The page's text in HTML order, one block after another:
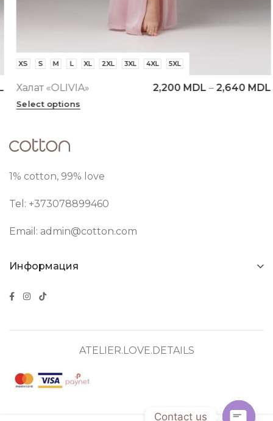
XS XL 2XL 3XL 4XL 5XL
Халат «OLIVIA» 2,200MDL–2,640MDL
Select options
1% cotton, 99% love
Tel: +373078899460
Email: admin@cotton.com
Информация
ATELIER.LOVE.DETAILS
Contact us